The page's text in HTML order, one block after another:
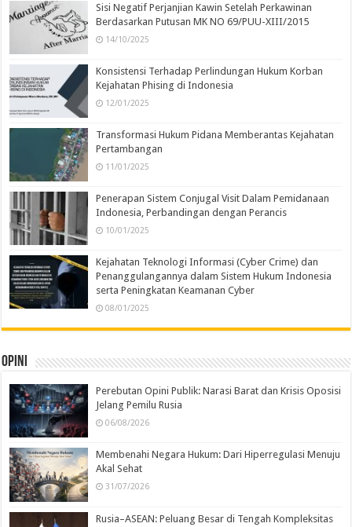
Sisi Negatif Perjanjian Kawin Setelah Perkawinan
Berdasarkan Putusan MK NO 69/PUU-XIII/2015
14/10/2025
Konsistensi Terhadap Perlindungan Hukum Korban
Kejahatan Phising di Indonesia
12/01/2025
Transformasi Hukum Pidana Memberantas Kejahatan
Pertambangan
11/01/2025
Penerapan Sistem Conjugal Visit Dalam Pemidanaan
Indonesia, Perbandingan dengan Perancis
10/01/2025
Kejahatan Teknologi Informasi (Cyber Crime) dan
Penanggulangannya dalam Sistem Hukum Indonesia
serta Peningkatan Keamanan Cyber
08/01/2025
Opini
Perebutan Opini Publik: Narasi Barat dan Krisis Oposisi
Jelang Pemilu Rusia
06/08/2026
Membenahi Negara Hukum: Dari Hiperregulasi Menuju
Akal Sehat
31/07/2026
Rusia–ASEAN: Peluang Besar di Tengah Kompleksitas